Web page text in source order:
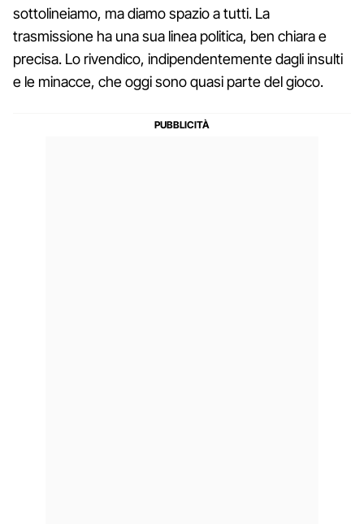
sottolineiamo, ma diamo spazio a tutti. La
trasmissione ha una sua linea politica, ben chiara e
precisa. Lo rivendico, indipendentemente dagli insulti
e le minacce, che oggi sono quasi parte del gioco.